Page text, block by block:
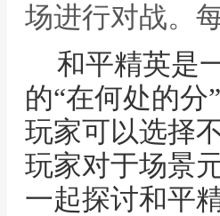
场进行对战。
和平精英是
的“在何处的
玩家可以选择
玩家对于场景
一起探讨和平